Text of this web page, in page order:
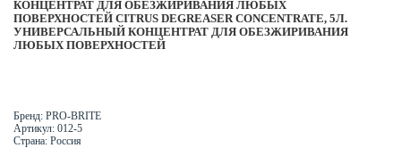
КОНЦЕНТРАТ ДЛЯ ОБЕЗЖИРИВАНИЯ ЛЮБЫХ
ПОВЕРХНОСТЕЙ CITRUS DEGREASER CONCENTRATE, 5Л.
УНИВЕРСАЛЬНЫЙ КОНЦЕНТРАТ ДЛЯ ОБЕЗЖИРИВАНИЯ
ЛЮБЫХ ПОВЕРХНОСТЕЙ
Бренд: PRO-BRITE
Артикул: 012-5
Страна: Россия